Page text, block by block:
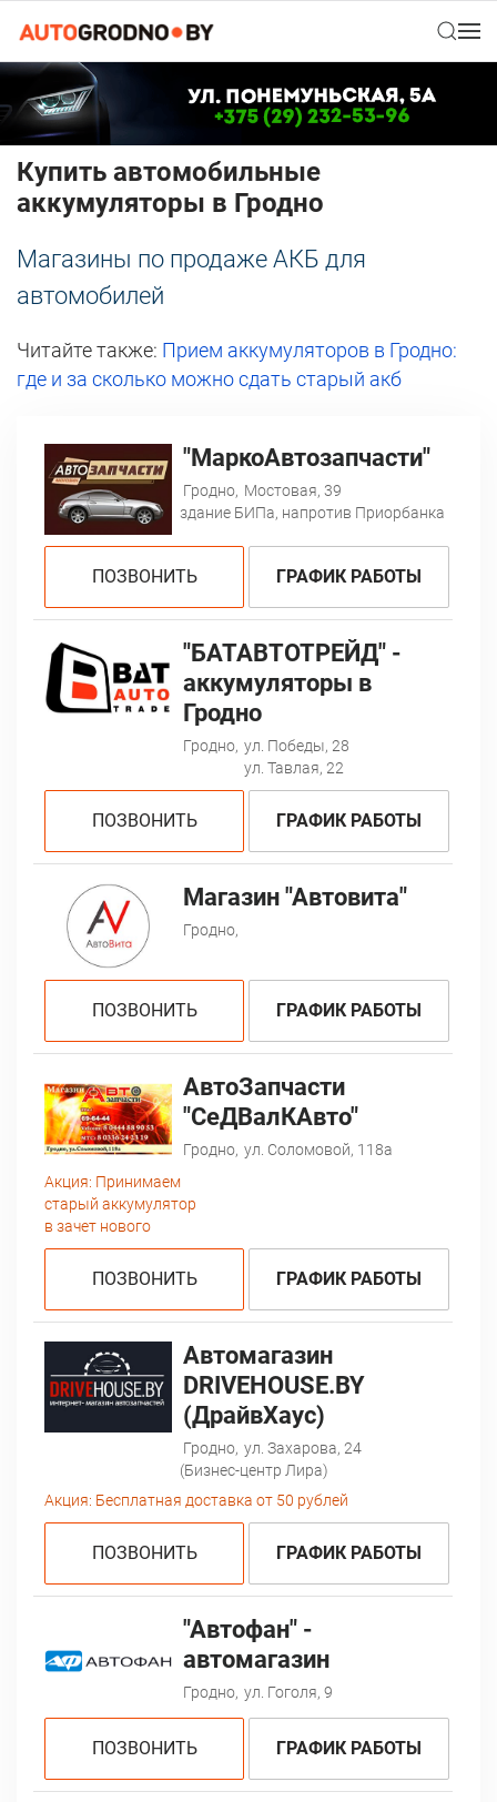
Купить автомобильные
аккумуляторы в Гродно
Магазины по продаже АКБ для
автомобилей
Читайте также: Прием аккумуляторов в Гродно:
где и за сколько можно сдать старый акб
"МаркоАвтозапчасти"
Гродно, Мостовая, 39
здание БИПа, напротив Приорбанка
ПОЗВОНИТЬ ГРАФИК РАБОТЫ
"БАТАВТОТРЕЙД" -
аккумуляторы в
Гродно
Гродно, ул. Победы, 28
ул. Тавлая, 22
ПОЗВОНИТЬ ГРАФИК РАБОТЫ
Магазин "Автовита"
Гродно,
ПОЗВОНИТЬ ГРАФИК РАБОТЫ
АвтоЗапчасти
"СеДВалКАвто"
Гродно, ул. Соломовой, 118а
Акция: Принимаем
старый аккумулятор
в зачет нового
ПОЗВОНИТЬ ГРАФИК РАБОТЫ
Автомагазин
DRIVEHOUSE.BY
(ДрайвХаус)
Гродно, ул. Захарова, 24
(Бизнес-центр Лира)
Акция: Бесплатная доставка от 50 рублей
ПОЗВОНИТЬ ГРАФИК РАБОТЫ
"Автофан" -
автомагазин
Гродно, ул. Гоголя, 9
ПОЗВОНИТЬ ГРАФИК РАБОТЫ